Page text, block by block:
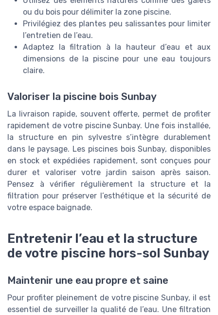
ou du bois pour délimiter la zone piscine.
Privilégiez des plantes peu salissantes pour limiter
l’entretien de l’eau.
Adaptez la filtration à la hauteur d’eau et aux
dimensions de la piscine pour une eau toujours
claire.
Valoriser la piscine bois Sunbay
La livraison rapide, souvent offerte, permet de profiter
rapidement de votre piscine Sunbay. Une fois installée,
la structure en pin sylvestre s’intègre durablement
dans le paysage. Les piscines bois Sunbay, disponibles
en stock et expédiées rapidement, sont conçues pour
durer et valoriser votre jardin saison après saison.
Pensez à vérifier régulièrement la structure et la
filtration pour préserver l’esthétique et la sécurité de
votre espace baignade.
Entretenir l’eau et la structure
de votre piscine hors-sol Sunbay
Maintenir une eau propre et saine
Pour profiter pleinement de votre piscine Sunbay, il est
essentiel de surveiller la qualité de l’eau. Une filtration